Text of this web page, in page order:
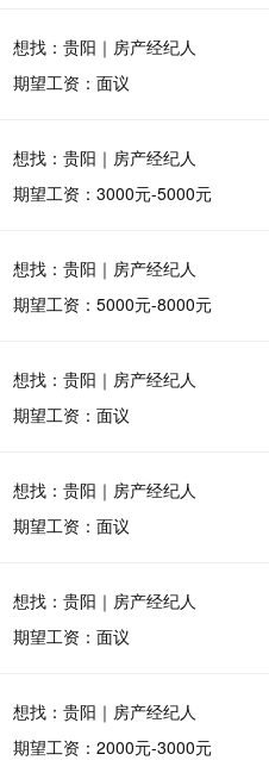
想找：贵阳｜房产经纪人
期望工资：面议
想找：贵阳｜房产经纪人
期望工资：3000元-5000元
想找：贵阳｜房产经纪人
期望工资：5000元-8000元
想找：贵阳｜房产经纪人
期望工资：面议
想找：贵阳｜房产经纪人
期望工资：面议
想找：贵阳｜房产经纪人
期望工资：面议
想找：贵阳｜房产经纪人
期望工资：2000元-3000元